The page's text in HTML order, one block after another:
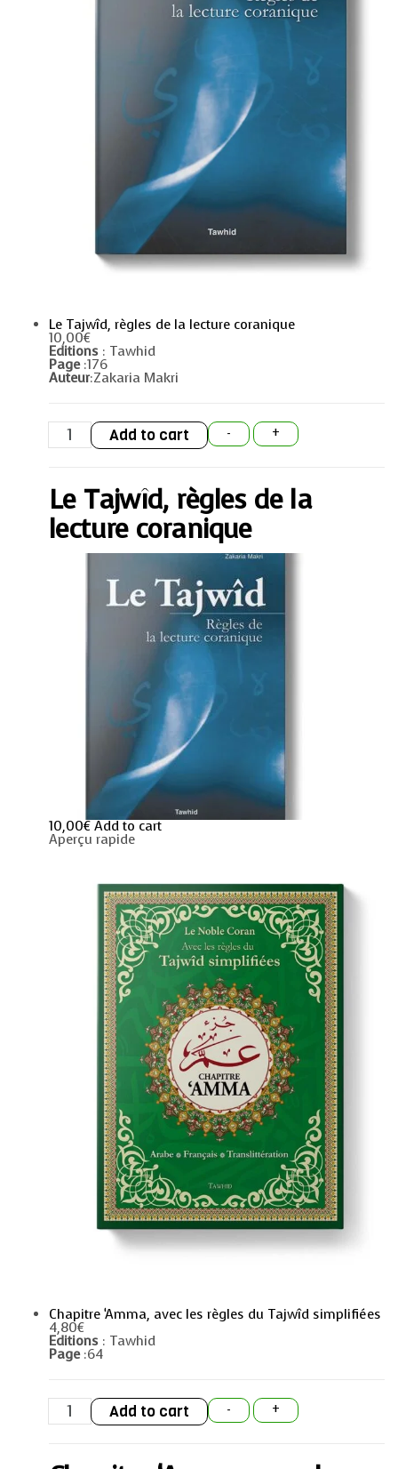
Le Tajwîd, règles de la lecture coranique
10,00€
Editions : Tawhid
Page:176
Auteur:Zakaria Makri
-
Le
Tajwîd,
règles
lecture
coranique
quantity
+
Add to cart
Le Tajwîd, règles de la
lecture coranique
10,00€ Add to cart
Aperçu rapide
Chapitre ‘Amma, avec les règles du Tajwîd simplifiées
4,80€
Editions : Tawhid
Page:64
-
Chapitre
‘Amma,
avec
+
Add to cart